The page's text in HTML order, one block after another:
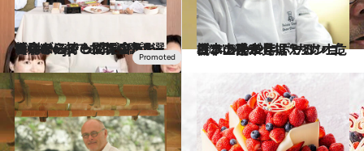
2024.12.6
【今からでも間に合う】ホリデーシーズンのパーティーに持って行きたい特別なスイーツギフト5選をCake.jpでお取り寄せ
グルメ 2024.9.16
日本上陸22年、“カカオ危機”…ジャン＝ポール・エヴァン氏が見据えるショコラの未来とは？
カルチャー